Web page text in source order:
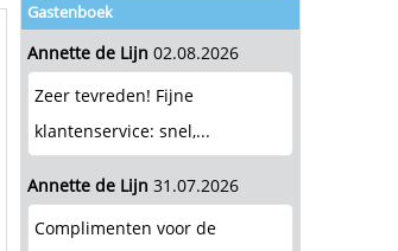
Gastenboek
Annette de Lijn 02.08.2026
Zeer tevreden! Fijne
klantenservice: snel,...
Annette de Lijn 31.07.2026
Complimenten voor de